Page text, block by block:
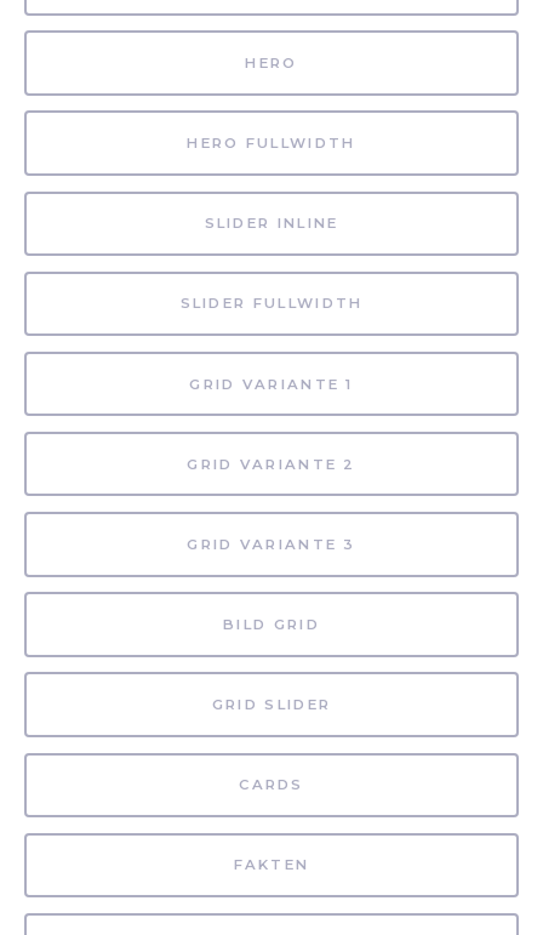
HERO
HERO FULLWIDTH
SLIDER INLINE
SLIDER FULLWIDTH
GRID VARIANTE 1
GRID VARIANTE 2
GRID VARIANTE 3
BILD GRID
GRID SLIDER
CARDS
FAKTEN